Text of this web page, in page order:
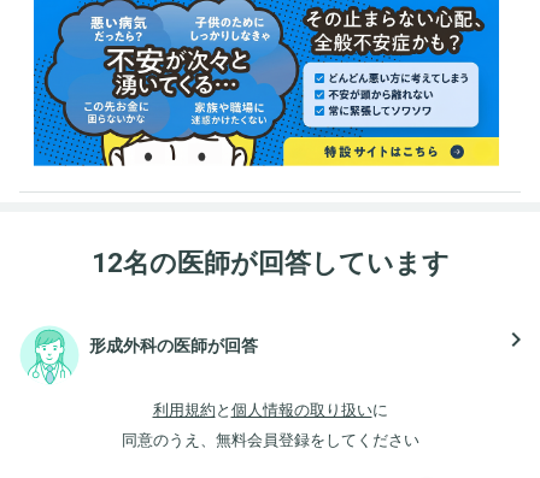
12名の医師が回答しています
形成外科の医師が回答 navigate_next
利用規約 と 個人情報の取り扱いに
同意のうえ、無料会員登録をしてください